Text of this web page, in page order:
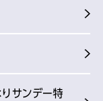
サンデー特